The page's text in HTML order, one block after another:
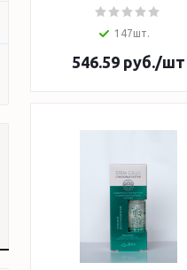
147шт.
546.59руб./шт